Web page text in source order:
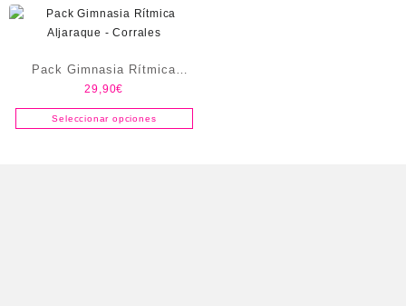
Pack Gimnasia Rítmica
Aljaraque – Corrales
29,90€
Seleccionar opciones